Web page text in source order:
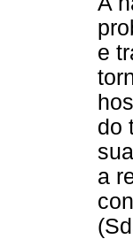
e
do
a